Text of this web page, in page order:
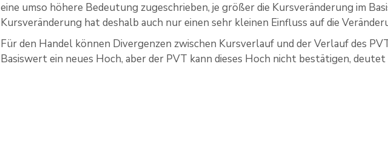
eine umso höhere Bedeutung zugeschrieben, je größer die Kursveränderung im
Kursveränderung hat deshalb auch nur einen sehr kleinen Einfluss auf die
Für den Handel können Divergenzen zwischen Kursverlauf und der Verlauf des
Basiswert ein neues Hoch, aber der PVT kann dieses Hoch nicht bestätigen, deutet